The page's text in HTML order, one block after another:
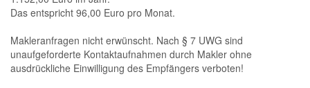
Das entspricht 96,00 Euro pro Monat.
Makleranfragen nicht erwünscht. Nach § 7 UWG sind
unaufgeforderte Kontaktaufnahmen durch Makler ohne
ausdrückliche Einwilligung des Empfängers verboten!